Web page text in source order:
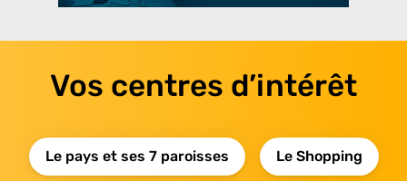
Vos centres d’intérêt
Le pays et ses 7 paroisses Le Shopping